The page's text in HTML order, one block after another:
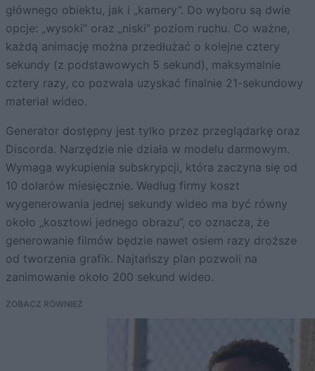
głównego obiektu, jak i „kamery”. Do wyboru są dwie
opcje: „wysoki” oraz „niski” poziom ruchu. Co ważne,
każdą animację można przedłużać o kolejne cztery
sekundy (z podstawowych 5 sekund), maksymalnie
cztery razy, co pozwala uzyskać finalnie 21-sekundowy
materiał wideo.
Generator dostępny jest tylko przez przeglądarkę oraz
Discorda. Narzędzie nie działa w modelu darmowym.
Wymaga wykupienia subskrypcji, która zaczyna się od
10 dolarów miesięcznie. Według firmy koszt
wygenerowania jednej sekundy wideo ma być równy
około „kosztowi jednego obrazu”, co oznacza, że
generowanie filmów będzie nawet osiem razy droższe
od tworzenia grafik. Najtańszy plan pozwoli na
zanimowanie około 200 sekund wideo.
ZOBACZ RÓWNIEŻ